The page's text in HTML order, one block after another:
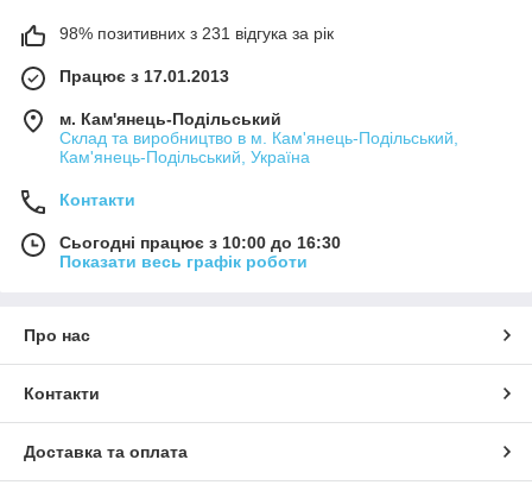
98% позитивних з 231 відгука за рік
Працює з 17.01.2013
м. Кам'янець-Подільський
Склад та виробництво в м. Кам'янець-Подільський,
Кам'янець-Подільський, Україна
Контакти
Сьогодні працює з 10:00 до 16:30
Показати весь графік роботи
Про нас
Контакти
Доставка та оплата